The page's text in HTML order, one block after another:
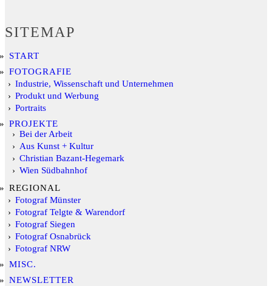
SITEMAP
START
FOTOGRAFIE
Industrie, Wissenschaft und Unternehmen
Produkt und Werbung
Portraits
PROJEKTE
Bei der Arbeit
Aus Kunst + Kultur
Christian Bazant-Hegemark
Wien Südbahnhof
REGIONAL
Fotograf Münster
Fotograf Telgte & Warendorf
Fotograf Siegen
Fotograf Osnabrück
Fotograf NRW
MISC.
NEWSLETTER